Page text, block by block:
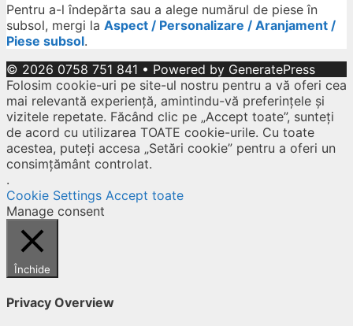
Pentru a-l îndepărta sau a alege numărul de piese în
subsol, mergi la Aspect / Personalizare / Aranjament /
Piese subsol.
© 2026 0758 751 841 • Powered by GeneratePress
Folosim cookie-uri pe site-ul nostru pentru a vă oferi cea
mai relevantă experiență, amintindu-vă preferințele și
vizitele repetate. Făcând clic pe „Accept toate”, sunteți
de acord cu utilizarea TOATE cookie-urile. Cu toate
acestea, puteți accesa „Setări cookie” pentru a oferi un
consimțământ controlat.
.
Cookie Settings Accept toate
Manage consent
Închide
Privacy Overview